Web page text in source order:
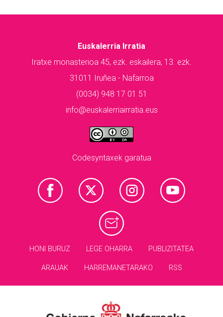
Euskalerria Irratia
Iratxe monasterioa 45, ezk. eskailera, 13. ezk.
31011 Iruñea - Nafarroa
(0034) 948 17 01 51
info@euskalerriairratia.eus
Codesyntaxek garatua
HONI BURUZ LEGE OHARRA PUBLIZITATEA
ARAUAK HARREMANETARAKO RSS